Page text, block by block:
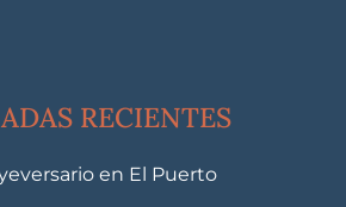
RECIENTES
en El Puerto